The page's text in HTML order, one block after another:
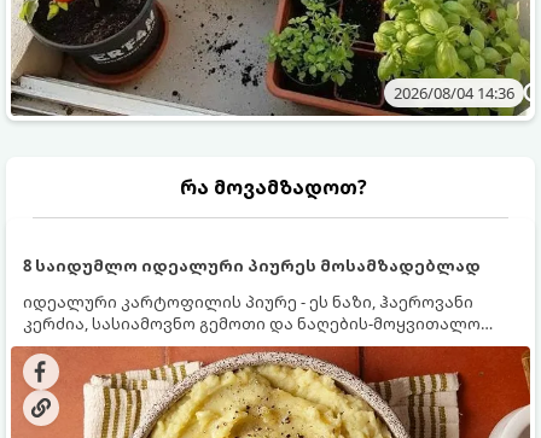
2026/08/04 14:36
რა მოვამზადოთ?
8 საიდუმლო იდეალური პიურეს მოსამზადებლად
იდეალური კარტოფილის პიურე - ეს ნაზი, ჰაეროვანი
კერძია, სასიამოვნო გემოთი და ნაღების-მოყვითალო
ფერით. მისი მომზადება ძალიან მარტივია, მაგრამ
არსებობს რამდენიმე საიდუმლო, რომლებიც უნდა
იცოდეთ, რომ პიურე იდეალურად გემრიელი გამოვიდეს.